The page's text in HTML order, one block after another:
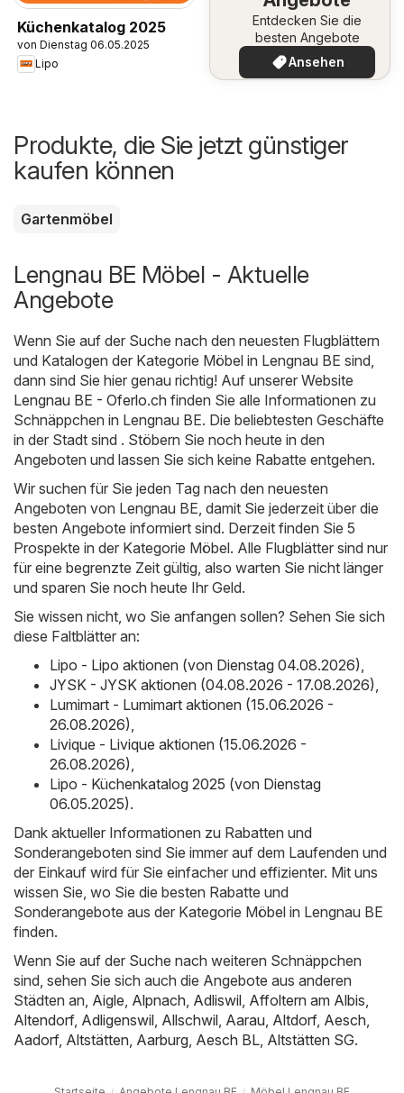
Küchenkatalog 2025
von Dienstag 06.05.2025
Lipo
Entdecken Sie die
besten Angebote
Ansehen
Produkte, die Sie jetzt günstiger
kaufen können
Gartenmöbel
Lengnau BE Möbel - Aktuelle
Angebote
Wenn Sie auf der Suche nach den neuesten Flugblättern
und Katalogen der Kategorie Möbel in Lengnau BE sind,
dann sind Sie hier genau richtig! Auf unserer Website
Lengnau BE - Oferlo.ch finden Sie alle Informationen zu
Schnäppchen in Lengnau BE. Die beliebtesten Geschäfte
in der Stadt sind . Stöbern Sie noch heute in den
Angeboten und lassen Sie sich keine Rabatte entgehen.
Wir suchen für Sie jeden Tag nach den neuesten
Angeboten von Lengnau BE, damit Sie jederzeit über die
besten Angebote informiert sind. Derzeit finden Sie 5
Prospekte in der Kategorie Möbel. Alle Flugblätter sind nur
für eine begrenzte Zeit gültig, also warten Sie nicht länger
und sparen Sie noch heute Ihr Geld.
Sie wissen nicht, wo Sie anfangen sollen? Sehen Sie sich
diese Faltblätter an:
Lipo - Lipo aktionen (von Dienstag 04.08.2026)
JYSK - JYSK aktionen (04.08.2026 - 17.08.2026)
Lumimart - Lumimart aktionen (15.06.2026 -
26.08.2026)
Livique - Livique aktionen (15.06.2026 -
26.08.2026)
Lipo - Küchenkatalog 2025 (von Dienstag
06.05.2025).
Dank aktueller Informationen zu Rabatten und
Sonderangeboten sind Sie immer auf dem Laufenden und
der Einkauf wird für Sie einfacher und effizienter. Mit uns
wissen Sie, wo Sie die besten Rabatte und
Sonderangebote aus der Kategorie Möbel in Lengnau BE
finden.
Wenn Sie auf der Suche nach weiteren Schnäppchen
sind, sehen Sie sich auch die Angebote aus anderen
Städten an, Aigle Alpnach Adliswil Affoltern am Albis
Altendorf, Adligenswil Allschwil Aarau Altdorf, Aesch
Aadorf, Altstätten Aarburg Aesch BL Altstätten SG.